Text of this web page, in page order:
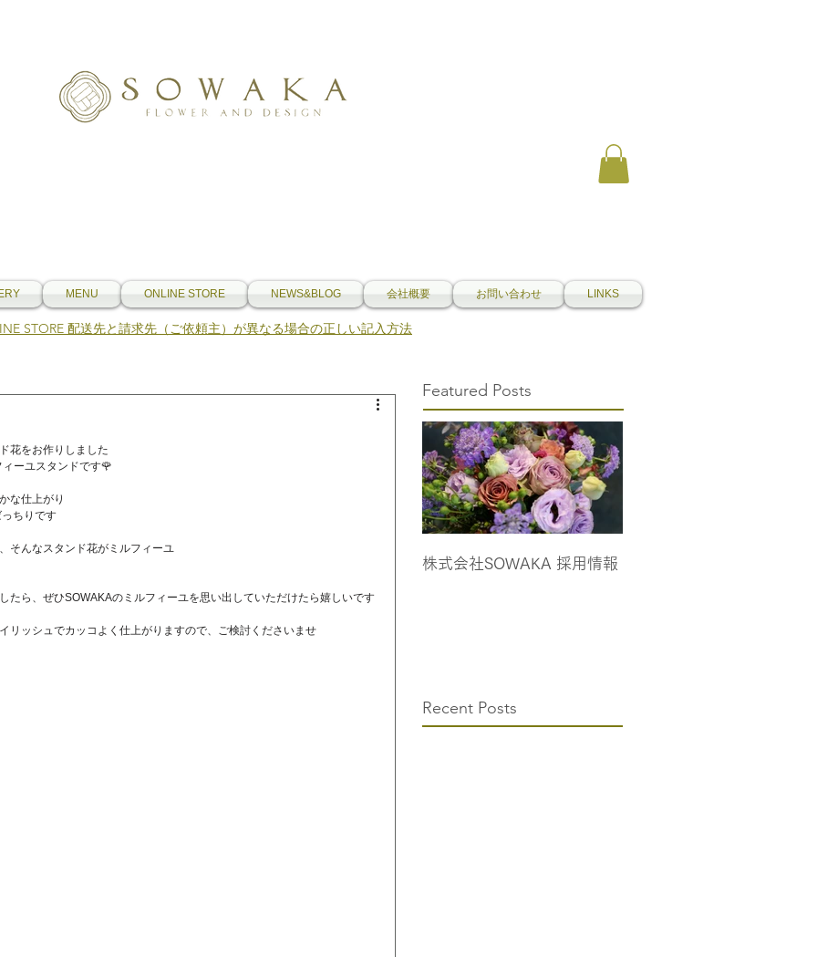
MENU ONLINE STORE NEWS&BLOG 会社概要 お問い合わせ LINKS
STORE 配送先と請求先（ご依頼主）が異なる場合の正しい記入方法
花をお作りしました
ーユスタンドです🌹
な仕上がり
ちりです
そんなスタンド花がミルフィーユ
たら、ぜひSOWAKAのミルフィーユを思い出していただけたら嬉しいです
リッシュでカッコよく仕上がりますので、ご検討くださいませ
Featured Posts
株式会社SOWAKA 採用情報
Recent Posts